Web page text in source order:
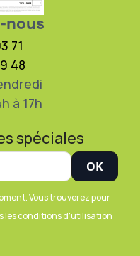
nous
71
48
à 17h
spéciales
Vous trouverez pour
les conditions d'utilisation